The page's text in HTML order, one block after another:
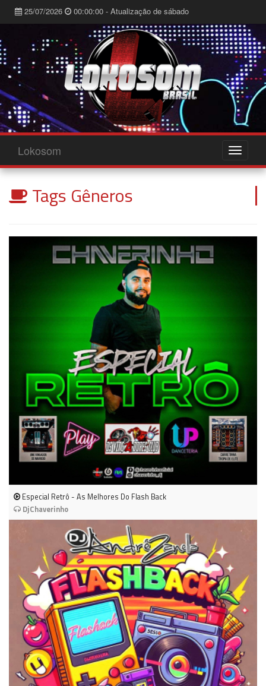
25/07/2026 00:00:00 - Atualização de sábado
Lokosom
Tags Gêneros
Especial Retrô - As Melhores Do Flash Back
DjChaverinho